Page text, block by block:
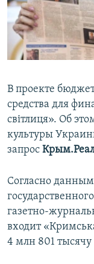
ПОБЕДИТЕЛЕЙ НЕ
ELIFBE
ПРИСОЕДИНЯЙТЕСЬ!
Все сайты RFE/
В проекте
средства для
світлиця». Об
культуры
запрос
Согласно
газетно-
входит
4 млн 801 тысячу